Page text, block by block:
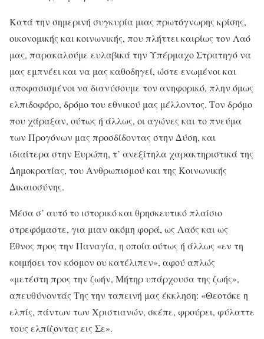
Κατά την σημερινή συγκυρία μιας πρωτόγνωρης κρίσης,
οικονομικής και κοινωνικής, που πλήττει καιρίως τον Λαό
μας, παρακαλούμε ευλαβικά την Υπέρμαχο Στρατηγό να
μας εμπνέει και να μας καθοδηγεί, ώστε ενωμένοι και
αποφασισμένοι να διανύσουμε τον ανηφορικό, πλην όμως
ελπιδοφόρο, δρόμο του εθνικού μας μέλλοντος. Τον δρόμο
που χάραξαν, ούτως ή άλλως, οι αγώνες και το πνεύμα
των Προγόνων μας προσδίδοντας στην Δύση, και
ιδιαίτερα στην Ευρώπη, τ’ ανεξίτηλα χαρακτηριστικά της
Δημοκρατίας, του Ανθρωπισμού και της Κοινωνικής
Δικαιοσύνης.
Μέσα σ’ αυτό το ιστορικό και θρησκευτικό πλαίσιο
στρεφόμαστε, για μιαν ακόμη φορά, ως Λαός και ως
Έθνος προς την Παναγία, η οποία ούτως ή άλλως «εν τη
κοιμήσει τον κόσμον ου κατέλιπεν», αφού απλώς
«μετέστη προς την ζωήν, Μήτηρ υπάρχουσα της ζωής»,
απευθύνοντάς Της την ταπεινή μας έκκληση: «Θεοτόκε η
ελπίς, πάντων των Χριστιανών, σκέπε, φρούρει, φύλαττε
τους ελπίζοντας εις Σε».